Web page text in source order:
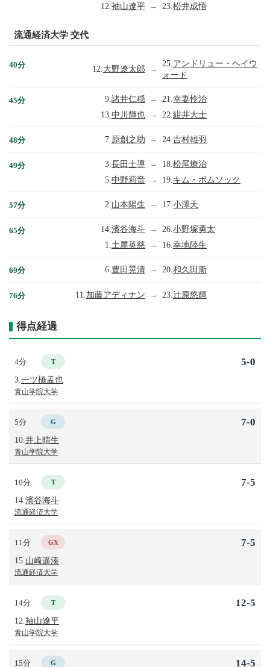
12. 袖山遼平 → 23. 松井成悟
流通経済大学 交代
40分 12.大野遼太郎 →
25. アンドリュー・ヘイウ
ォード
45分 9. 諸井仁穏 → 21. 幸妻怜治
13. 中川輝也 → 22. 紺井大士
48分 7. 原創之助 → 24. 吉村雄羽
49分 3. 長田士導 → 18. 松尾燎治
5. 中野莉音 → 19. キム・ボムソック
57分 2. 山本陽生 → 17. 小澤天
65分 14. 濱谷海斗 → 26. 小野塚勇太
1. 土屋英慈 → 16. 幸地陸生
69分 6. 豊田晃清 → 20. 和久田漸
76分 11. 加藤アディナン → 23. 辻原悠輝
得点経過
4分 T
3. 一ツ橋孟也
青山学院大学
5-0
5分 G
10. 井上晴生
青山学院大学
7-0
10分 T
14. 濱谷海斗
流通経済大学
7-5
11分 GX
15. 山崎遥湊
流通経済大学
7-5
14分 T
12. 袖山遼平
青山学院大学
12-5
15分 G 14-5